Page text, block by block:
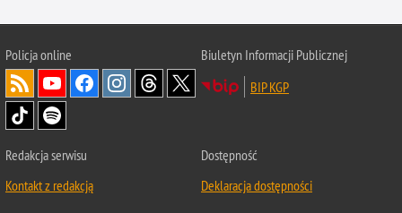
Policjaonline
Biuletyn Informacji Publicznej
BIP KGP
Redakcja serwisu
Kontakt z redakcją
Dostępność
Deklaracja dostępności